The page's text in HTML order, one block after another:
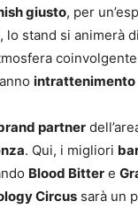
giusto, per
lo stand si animerà
intrattenimento
partner
. Qui, i migliori
Blood Bitter e
Circus sarà un